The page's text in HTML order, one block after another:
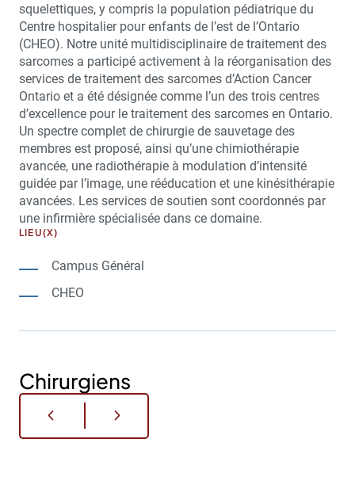
squelettiques, y compris la population pédiatrique du
Centre hospitalier pour enfants de l’est de l’Ontario
(CHEO). Notre unité multidisciplinaire de traitement des
sarcomes a participé activement à la réorganisation des
services de traitement des sarcomes d’Action Cancer
Ontario et a été désignée comme l’un des trois centres
d’excellence pour le traitement des sarcomes en Ontario.
Un spectre complet de chirurgie de sauvetage des
membres est proposé, ainsi qu’une chimiothérapie
avancée, une radiothérapie à modulation d’intensité
guidée par l’image, une rééducation et une kinésithérapie
avancées. Les services de soutien sont coordonnés par
une infirmière spécialisée dans ce domaine.
LIEU(X)
Campus Général
CHEO
Chirurgiens